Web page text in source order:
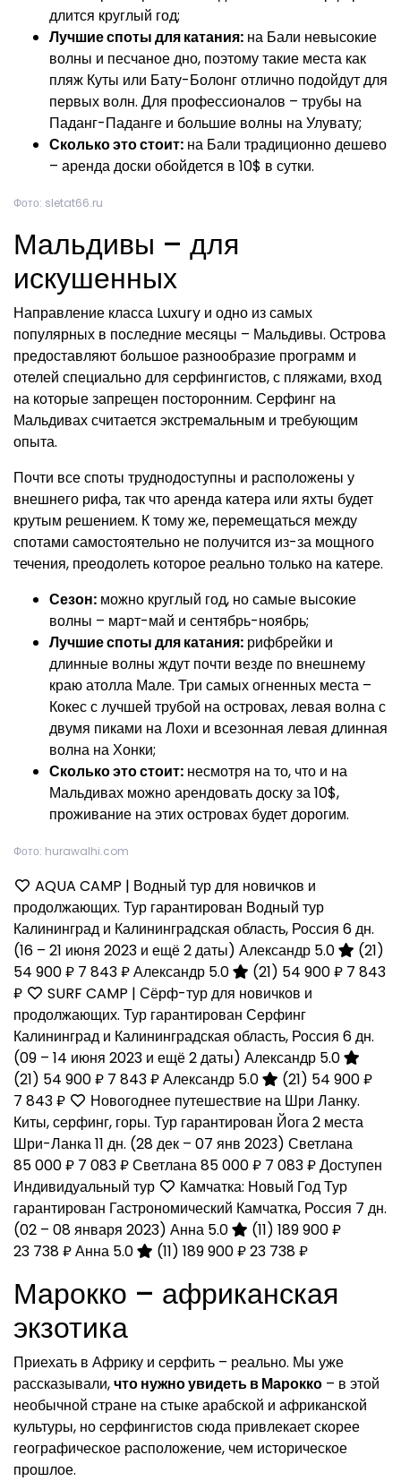
длится круглый год;
Лучшие споты для катания: на Бали невысокие
волны и песчаное дно, поэтому такие места как
пляж Куты или Бату-Болонг отлично подойдут для
первых волн. Для профессионалов – трубы на
Паданг-Паданге и большие волны на Улувату;
Сколько это стоит: на Бали традиционно дешево
– аренда доски обойдется в 10$ в сутки.
Фото: sletat66.ru
Мальдивы – для
искушенных
Направление класса Luxury и одно из самых
популярных в последние месяцы – Мальдивы. Острова
предоставляют большое разнообразие программ и
отелей специально для серфингистов, с пляжами, вход
на которые запрещен посторонним. Серфинг на
Мальдивах считается экстремальным и требующим
опыта.
Почти все споты труднодоступны и расположены у
внешнего рифа, так что аренда катера или яхты будет
крутым решением. К тому же, перемещаться между
спотами самостоятельно не получится из-за мощного
течения, преодолеть которое реально только на катере.
Сезон: можно круглый год, но самые высокие
волны – март-май и сентябрь-ноябрь;
Лучшие споты для катания: рифбрейки и
длинные волны ждут почти везде по внешнему
краю атолла Мале. Три самых огненных места –
Кокес с лучшей трубой на островах, левая волна с
двумя пиками на Лохи и всезонная левая длинная
волна на Хонки;
Сколько это стоит: несмотря на то, что и на
Мальдивах можно арендовать доску за 10$,
проживание на этих островах будет дорогим.
Фото: hurawalhi.com
AQUA CAMP | Водный тур для новичков и
продолжающих. Тур гарантирован Водный тур
Калининград и Калининградская область, Россия 6 дн.
(16 – 21 июня 2023 и ещё 2 даты) Александр 5.0
(21)
54 900 ₽ 7 843 ₽Александр 5.0 (21) 54 900 ₽ 7 843
₽
SURF CAMP | Сёрф-тур для новичков и
продолжающих. Тур гарантирован Серфинг
Калининград и Калининградская область, Россия 6 дн.
(09 – 14 июня 2023 и ещё 2 даты) Александр 5.0
(21) 54 900 ₽ 7 843 ₽Александр 5.0 (21) 54 900 ₽
7 843 ₽
Новогоднее путешествие на Шри Ланку.
Киты, серфинг, горы. Тур гарантирован Йога 2 места
Шри-Ланка11 дн. (28 дек – 07 янв 2023) Светлана
85 000 ₽ 7 083 ₽Светлана85 000 ₽ 7 083 ₽Доступен
Индивидуальный тур
Камчатка: Новый Год Тур
гарантирован Гастрономический Камчатка, Россия 7 дн.
(02 – 08 января 2023) Анна 5.0 (11) 189 900 ₽
23 738 ₽Анна 5.0 (11) 189 900 ₽23 738 ₽
Марокко – африканская
экзотика
Приехать в Африку и серфить – реально. Мы уже
рассказывали,что нужно увидеть в Марокко – в этой
необычной стране на стыке арабской и африканской
культуры, но серфингистов сюда привлекает скорее
географическое расположение, чем историческое
прошлое.